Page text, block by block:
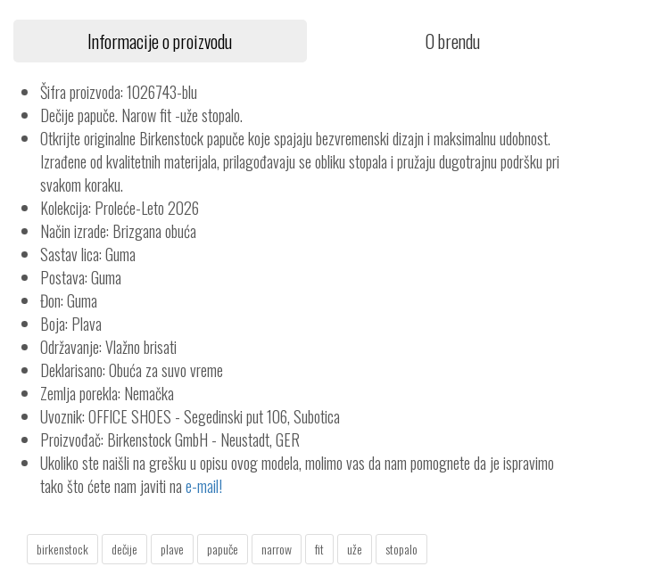
Informacije o proizvodu O brendu
Šifra proizvoda: 1026743-blu
Dečije papuče. Narow fit -uže stopalo.
Otkrijte originalne Birkenstock papuče koje spajaju bezvremenski dizajn i maksimalnu udobnost.
Izrađene od kvalitetnih materijala, prilagođavaju se obliku stopala i pružaju dugotrajnu podršku pri
svakom koraku.
Kolekcija: Proleće-Leto 2026
Način izrade: Brizgana obuća
Sastav lica: Guma
Postava: Guma
Đon: Guma
Boja: Plava
Održavanje: Vlažno brisati
Deklarisano: Obuća za suvo vreme
Zemlja porekla: Nemačka
Uvoznik: OFFICE SHOES - Segedinski put 106, Subotica
Proizvođač: Birkenstock GmbH - Neustadt, GER
Ukoliko ste naišli na grešku u opisu ovog modela, molimo vas da nam pomognete da je ispravimo
tako što ćete nam javiti nae-mail!
birkenstock dečije plave papuče narrow fit uže stopalo